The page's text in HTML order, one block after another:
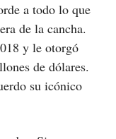
a todo lo que
de la cancha.
y le otorgó
de dólares.
su icónico